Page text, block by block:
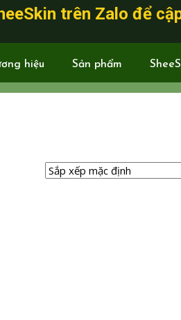
trên Zalo để
hiệu Sản phẩm